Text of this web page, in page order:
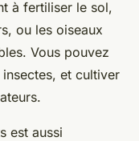
à fertiliser le sol,
ou les oiseaux
Vous pouvez
et cultiver
est aussi